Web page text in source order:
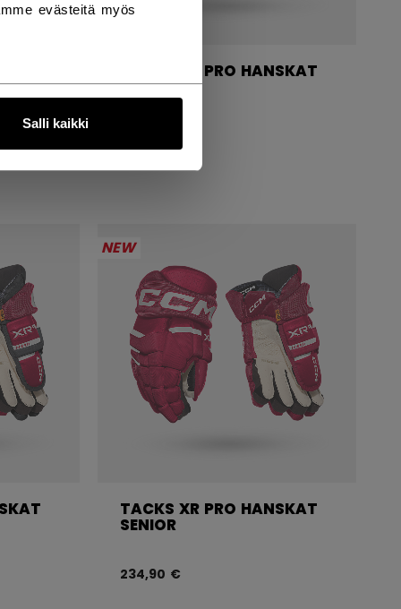
evästeitä myös
Salli kaikki
TACKS XR PRO HANSKAT
SENIOR
NEW
TACKS XR PRO HANSKAT
SENIOR
234,90 €